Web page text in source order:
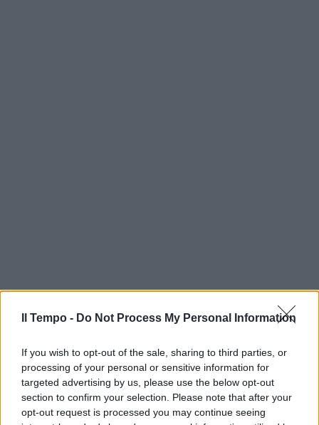
Il Tempo - Do Not Process My Personal Information
If you wish to opt-out of the sale, sharing to third parties, or
processing of your personal or sensitive information for
targeted advertising by us, please use the below opt-out
section to confirm your selection. Please note that after your
opt-out request is processed you may continue seeing